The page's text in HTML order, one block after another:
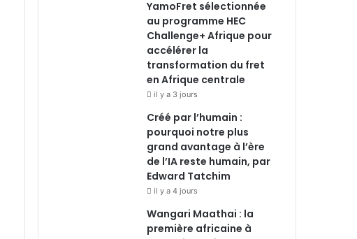
YamoFret sélectionnée
au programme HEC
Challenge+ Afrique pour
accélérer la
transformation du fret
en Afrique centrale
il y a 3 jours
Créé par l’humain :
pourquoi notre plus
grand avantage à l’ère
de l’IA reste humain, par
Edward Tatchim
il y a 4 jours
Wangari Maathai : la
première africaine à